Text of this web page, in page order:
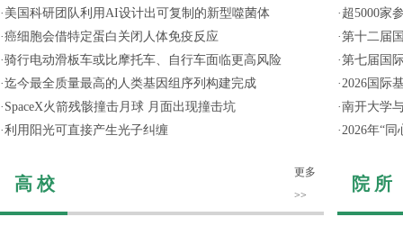
· 美国科研团队利用AI设计出可复制的新型噬菌体
·癌细胞会借特定蛋白关闭人体免疫反应
·骑行电动滑板车或比摩托车、自行车面临更高风险
·迄今最全质量最高的人类基因组序列构建完成
· SpaceX火箭残骸撞击月球 月面出现撞击坑
·利用阳光可直接产生光子纠缠
高 校
更多
>>
· 超5000家
·第十二届
·第七届国
·2026国际
·南开大学
·2026年“
院 所